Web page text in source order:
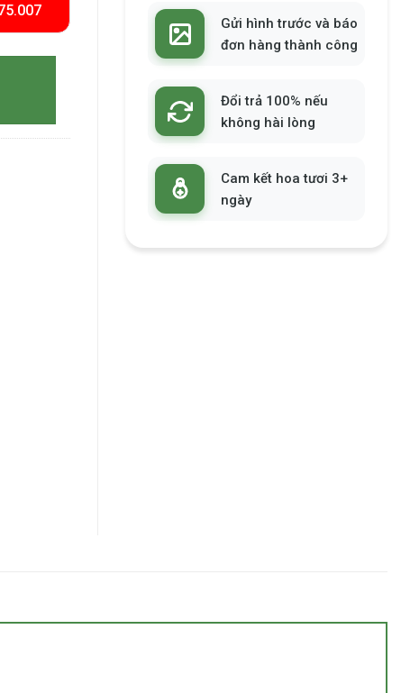
Gửi hình trước và báo
đơn hàng thành công
Đổi trả 100% nếu
không hài lòng
Cam kết hoa tươi 3+
ngày